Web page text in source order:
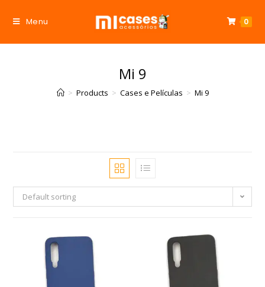
Menu 0
Mi 9
> Products > Cases e Películas > Mi 9
Default sorting